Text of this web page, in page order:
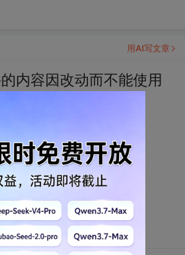
内容因改动而不能使用
用AI写文章